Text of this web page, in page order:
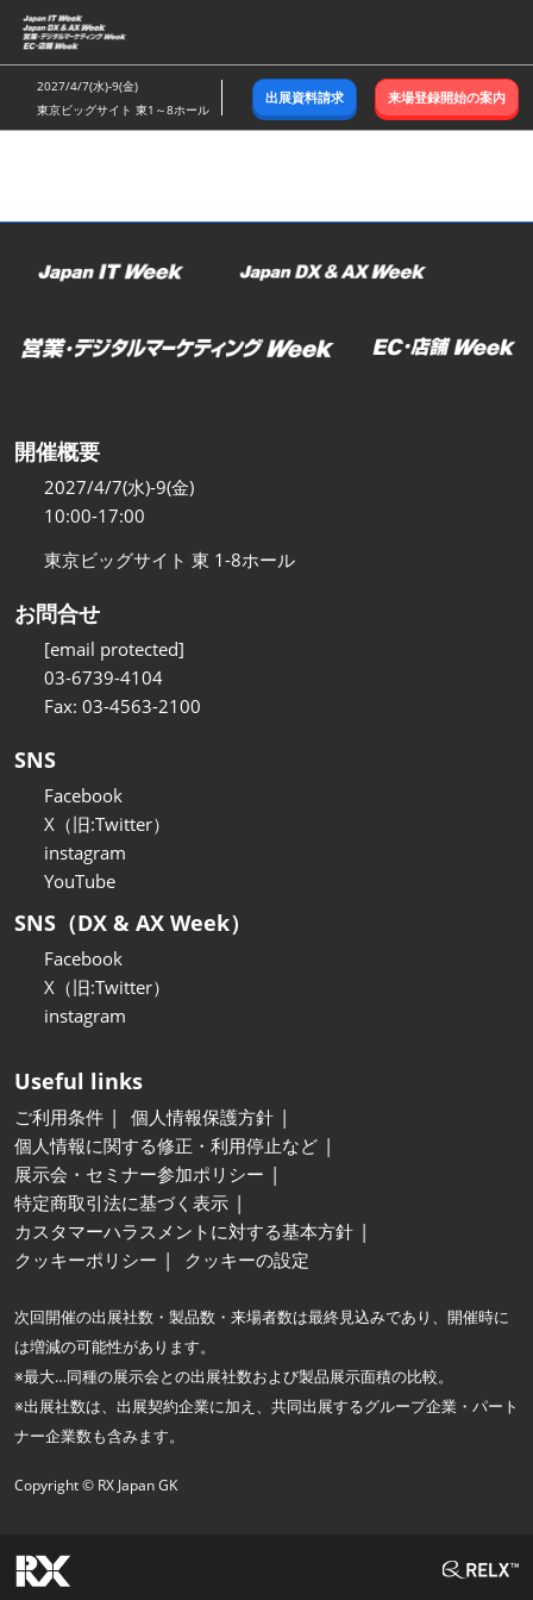
ス
キ
ッ
し
む
2027/4/7(水)-9(金)
東京ビッグサイト 東1～8ホール
出展資料請求 来場登録開始の案内
開催概要
2027/4/7(水)-9(金)
10:00-17:00
東京ビッグサイト 東 1-8ホール
お問合せ
[email protected]
03-6739-4104
Fax: 03-4563-2100
SNS
Facebook
X（旧:Twitter）
instagram
YouTube
SNS（DX & AX Week）
Facebook
X（旧:Twitter）
instagram
Useful links
ご利用条件
個人情報保護方針
個人情報に関する修正・利用停止など
展示会・セミナー参加ポリシー
特定商取引法に基づく表示
カスタマーハラスメントに対する基本方針
クッキーポリシー
クッキーの設定
次回開催の出展社数・製品数・来場者数は最終見込みであり、開催時に
は増減の可能性があります。
※最大…同種の展示会との出展社数および製品展示面積の比較。
※出展社数は、出展契約企業に加え、共同出展するグループ企業・パート
ナー企業数も含みます。
Copyright © RX Japan GK